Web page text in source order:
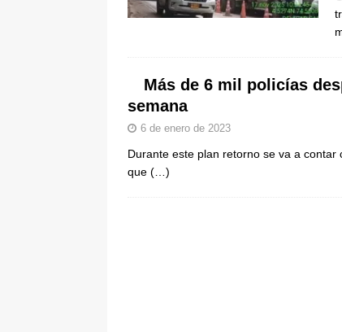
pone bajo la lupa a nuevo
Más de 6 mil policías
semana
6 de enero de 2023
Durante este plan retorno se va a
que (…)